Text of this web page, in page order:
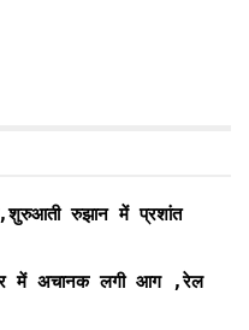
रुझान में प्रशांत
में अचानक लगी आग ,रेल